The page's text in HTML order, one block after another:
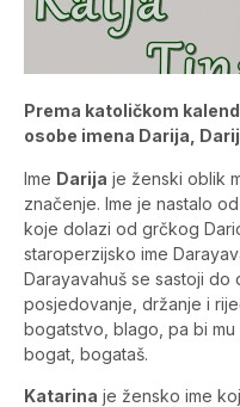
Prema katoličkom
osobe imena Darija,
Ime Darija je ženski oblik
značenje. Ime je nastalo
koje dolazi od grčkog
staroperzijsko ime
Darayavahuš se sastoji do
posjedovanje, držanje i
bogatstvo, blago, pa bi
bogat, bogataš.
Katarina je žensko ime